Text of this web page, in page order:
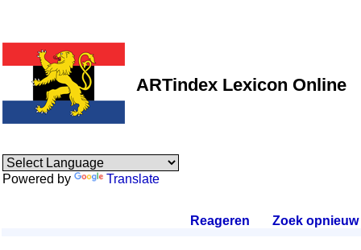
ARTindex Lexicon Online
Powered by Translate
Reageren Zoek opnieuw.